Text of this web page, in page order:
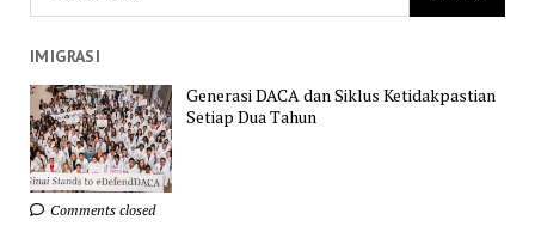
IMIGRASI
Generasi DACA dan Siklus Ketidakpastian
Setiap Dua Tahun
Comments closed